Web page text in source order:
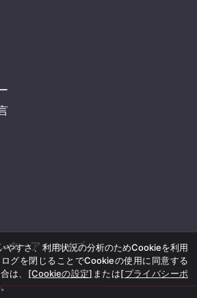
ターアーカイブ
やすさ、利用状況の分析のためCookieを利用
グを閉じることでCookieの使用に同意する
は、 [Cookieの設定] または[プライバシーポ